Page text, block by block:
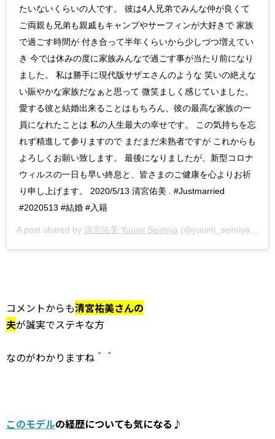
たいないくらいの人です。 彼は4人兄弟でみんな仲が良くて
ご両親も兄弟も親戚もキャンプやサーフィンが大好きで 家族
で過ごす時間が 付き合って半年くらいから少しづつ増えてい
き 今では休みの度に家族みんなで過ごす事が当たり前になり
ました。 私は勝手に現代版サザエさんのような 笑いの絶えな
い賑やかな家族だなぁと思って 微笑ましく感じていました。
愛する彼と結婚出来ることはもちろん、彼の最高な家族の一
員になれたことは 私の人生最大の幸せです。 この気持ちを忘
れず精進して参りますので まだまだ未熟者ですが これからも
よろしくお願い致します。 最後になりましたが、新型コロナ
ウィルスの一日も早い終息と、皆さまのご健康を心よりお祈
り申し上げます。 2020/5/13 清宮佑美 . #Justmarried
#2020513 #結婚 #入籍
A post shared by 清宮佑美 Yuumi Seimiya (@yuumi_seimiya) on
コメントからも清宮祐美さんの
夫が誠実でステキな方
なのがわかりますね＾＾
このモデルの経歴についても気になる♪